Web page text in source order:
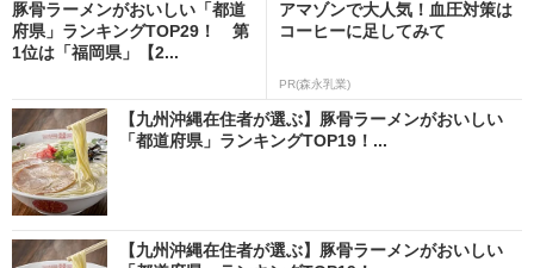
豚骨ラーメンがおいしい「都道
府県」ランキングTOP29！ 第
1位は「福岡県」【2...
アマゾンで大人気！血圧対策は
コーヒーに足してみて
PR(森永乳業)
【九州沖縄在住者が選ぶ】豚骨ラーメンがおいしい
「都道府県」ランキングTOP19！...
【九州沖縄在住者が選ぶ】豚骨ラーメンがおいしい